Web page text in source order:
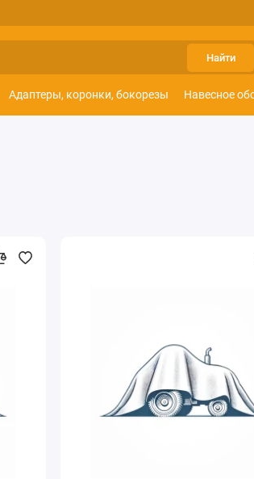
Найти
Адаптеры, коронки, бокорезы Навесное